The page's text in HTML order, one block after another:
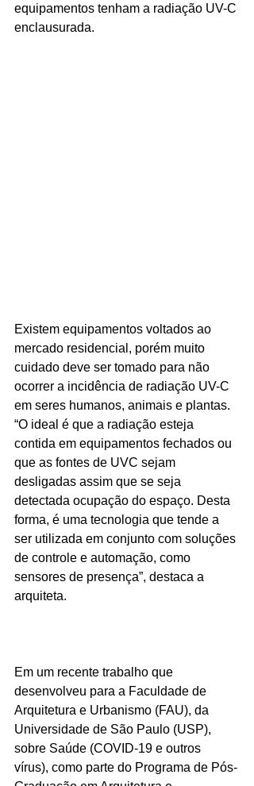
equipamentos tenham a radiação UV-C
enclausurada.
Existem equipamentos voltados ao
mercado residencial, porém muito
cuidado deve ser tomado para não
ocorrer a incidência de radiação UV-C
em seres humanos, animais e plantas.
“O ideal é que a radiação esteja
contida em equipamentos fechados ou
que as fontes de UVC sejam
desligadas assim que se seja
detectada ocupação do espaço. Desta
forma, é uma tecnologia que tende a
ser utilizada em conjunto com soluções
de controle e automação, como
sensores de presença”, destaca a
arquiteta.
Em um recente trabalho que
desenvolveu para a Faculdade de
Arquitetura e Urbanismo (FAU), da
Universidade de São Paulo (USP),
sobre Saúde (COVID-19 e outros
vírus), como parte do Programa de Pós-